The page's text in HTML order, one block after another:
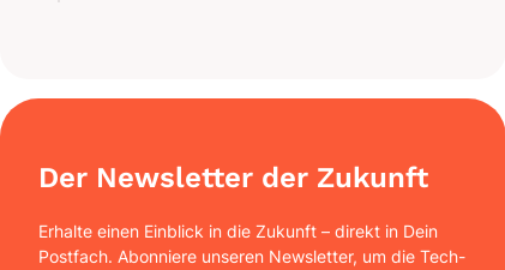
Der Newsletter der Zukunft
Erhalte einen Einblick in die Zukunft – direkt in Dein
Postfach. Abonniere unseren Newsletter, um die Tech-